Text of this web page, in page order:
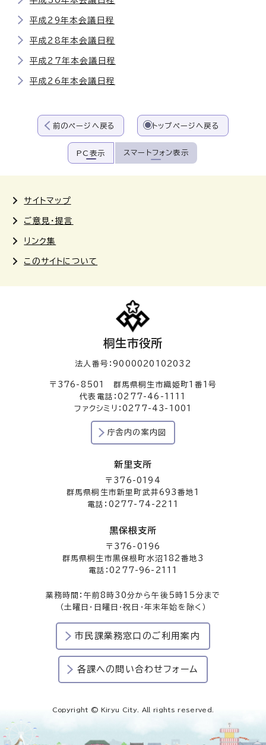
平成29年本会議日程
平成28年本会議日程
平成27年本会議日程
平成26年本会議日程
前のページへ戻る トップページへ戻る
PC表示 スマートフォン表示
サイトマップ
ご意見・提言
リンク集
このサイトについて
桐生市役所
法人番号：9000020102032
〒376-8501 群馬県桐生市織姫町1番1号
代表電話：0277-46-1111
ファクシミリ：0277-43-1001
庁舎内の案内図
新里支所
〒376-0194
群馬県桐生市新里町武井693番地1
電話：0277-74-2211
黒保根支所
〒376-0196
群馬県桐生市黒保根町水沼182番地3
電話：0277-96-2111
業務時間：午前8時30分から午後5時15分まで
（土曜日・日曜日・祝日・年末年始を除く）
市民課業務窓口のご利用案内
各課への問い合わせフォーム
Copyright © Kiryu City. All rights reserved.